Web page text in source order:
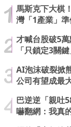
馬斯克下大棋
灣「1產業」
才喊台股破5
「只鎖定3關
AI泡沫破裂掀
公司有望成最
巴逆逆「親吐
嚇翻網：我真